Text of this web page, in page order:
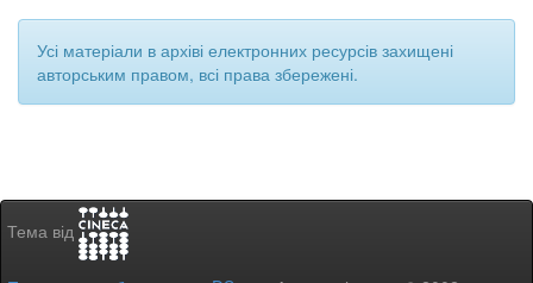
Усі матеріали в архіві електронних ресурсів захищені
авторським правом, всі права збережені.
Тема від